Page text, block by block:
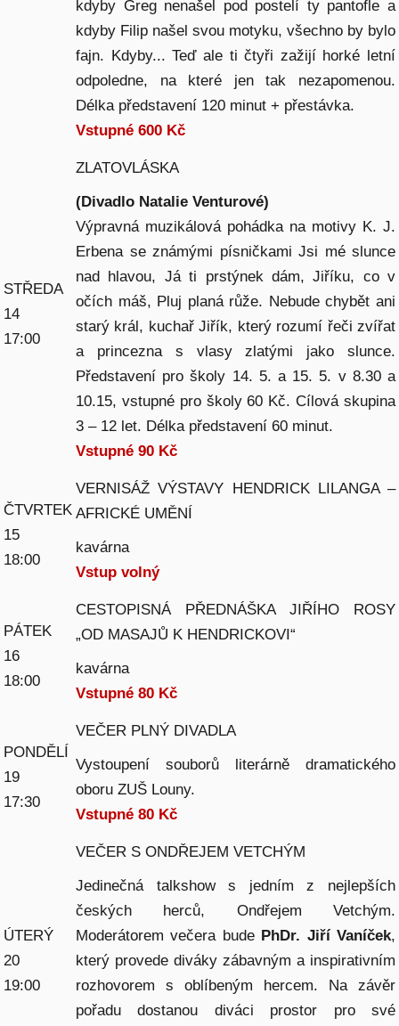
kdyby Greg nenašel pod postelí ty pantofle a
kdyby Filip našel svou motyku, všechno by bylo
fajn. Kdyby... Teď ale ti čtyři zažijí horké letní
odpoledne, na které jen tak nezapomenou.
Délka představení 120 minut + přestávka.
Vstupné 600 Kč
STŘEDA
14
17:00
ZLATOVLÁSKA
(Divadlo Natalie Venturové)
Výpravná muzikálová pohádka na motivy K. J.
Erbena se známými písničkami Jsi mé slunce
nad hlavou, Já ti prstýnek dám, Jiříku, co v
očích máš, Pluj planá růže. Nebude chybět ani
starý král, kuchař Jiřík, který rozumí řeči zvířat
a princezna s vlasy zlatými jako slunce.
Představení pro školy 14. 5. a 15. 5. v 8.30 a
10.15, vstupné pro školy 60 Kč. Cílová skupina
3 – 12 let. Délka představení 60 minut.
Vstupné 90 Kč
ČTVRTEK
15
18:00
VERNISÁŽ VÝSTAVY HENDRICK LILANGA –
AFRICKÉ UMĚNÍ
kavárna
Vstup volný
PÁTEK
16
18:00
CESTOPISNÁ PŘEDNÁŠKA JIŘÍHO ROSY
„OD MASAJŮ K HENDRICKOVI“
kavárna
Vstupné 80 Kč
PONDĚLÍ
19
17:30
VEČER PLNÝ DIVADLA
Vystoupení souborů literárně dramatického
oboru ZUŠ Louny.
Vstupné 80 Kč
ÚTERÝ
20
19:00
VEČER S ONDŘEJEM VETCHÝM
Jedinečná talkshow s jedním z nejlepších
českých herců, Ondřejem Vetchým.
Moderátorem večera bude PhDr. Jiří Vaníček,
který provede diváky zábavným a inspirativním
rozhovorem s oblíbeným hercem. Na závěr
pořadu dostanou diváci prostor pro své